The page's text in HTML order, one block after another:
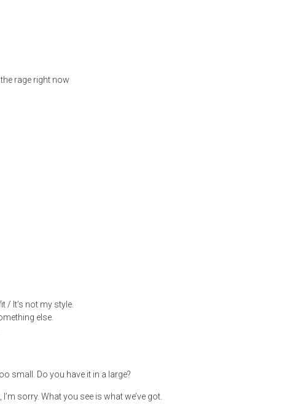
rage right now
/ It’s not my style.
else.
small. Do you have it in a large?
sorry. What you see is what we’ve got.